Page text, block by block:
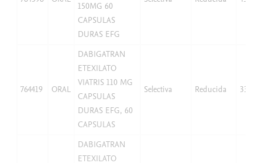
150MG 60
CAPSULAS
DURAS EFG
764419 ORAL
DABIGATRAN
ETEXILATO
VIATRIS 110 MG
CAPSULAS
DURAS EFG, 60
CAPSULAS
Selectiva Reducida 33,06
DABIGATRAN
ETEXILATO